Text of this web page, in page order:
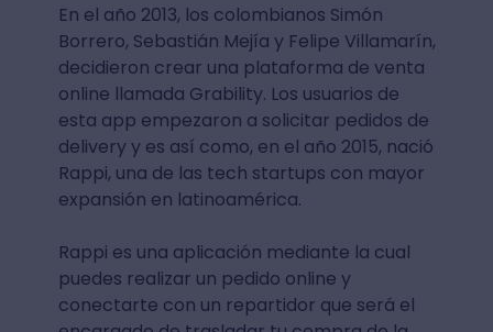
En el año 2013, los colombianos Simón
Borrero, Sebastián Mejía y Felipe Villamarín,
decidieron crear una plataforma de venta
online llamada Grability. Los usuarios de
esta app empezaron a solicitar pedidos de
delivery y es así como, en el año 2015, nació
Rappi, una de las tech startups con mayor
expansión en latinoamérica.
Rappi es una aplicación mediante la cual
puedes realizar un pedido online y
conectarte con un repartidor que será el